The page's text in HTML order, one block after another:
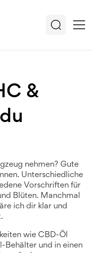
&
nehmen? Gute
Unterschiedliche
Vorschriften für
Blüten. Manchmal
ich dir klar und
wie CBD-Öl
Behälter und in einen